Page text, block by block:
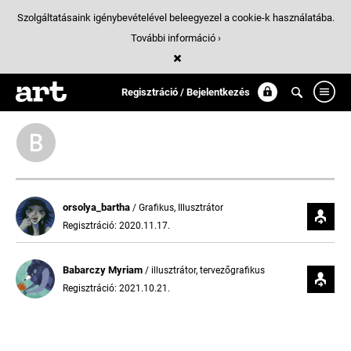
Regisztráció / Bejelentkezés
Követők
orsolya_bartha / Grafikus, Illusztrátor
Regisztráció: 2020.11.17.
Babarczy Myriam / illusztrátor, tervezőgrafikus
Regisztráció: 2021.10.21.
Szolgáltatásaink igénybevételével beleegyezel a cookie-k használatába.
További információ ›